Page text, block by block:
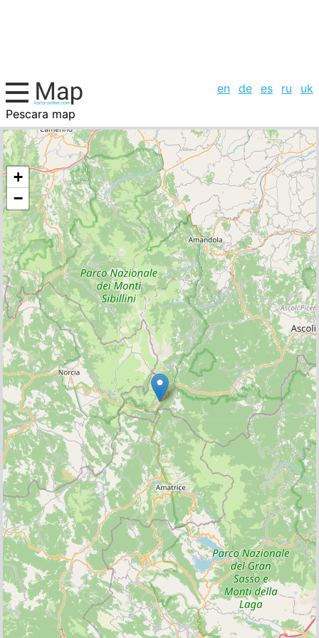
en de es ru
uk
Pescara map
Italy, cities list
+
−